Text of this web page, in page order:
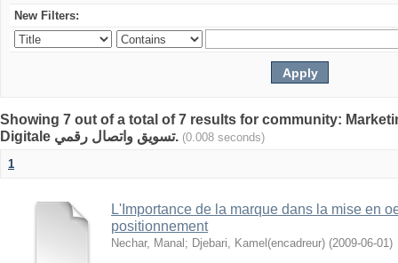
New Filters:
Showing 7 out of a total of 7 results for community:
Digitale تسويق واتصال رقمي.
(0.008 seconds)
1
L'Importance de la marque dans la mise en
positionnement
Nechar, Manal ; Djebari, Kamel(encadreur) (2009-06-01)